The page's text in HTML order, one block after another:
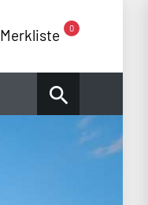
Merkliste 0
